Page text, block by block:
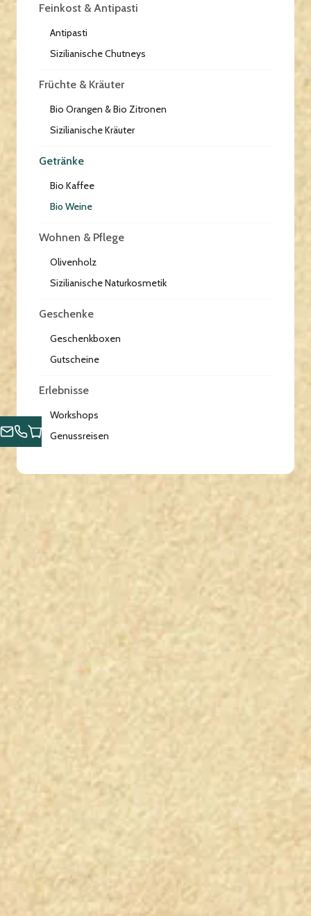
Feinkost & Antipasti
Antipasti
Sizilianische Chutneys
Früchte & Kräuter
Bio Orangen & Bio Zitronen
Sizilianische Kräuter
Getränke
Bio Kaffee
Bio Weine
Wohnen & Pflege
Olivenholz
Sizilianische Naturkosmetik
Geschenke
Geschenkboxen
Gutscheine
Erlebnisse
Workshops
Genussreisen